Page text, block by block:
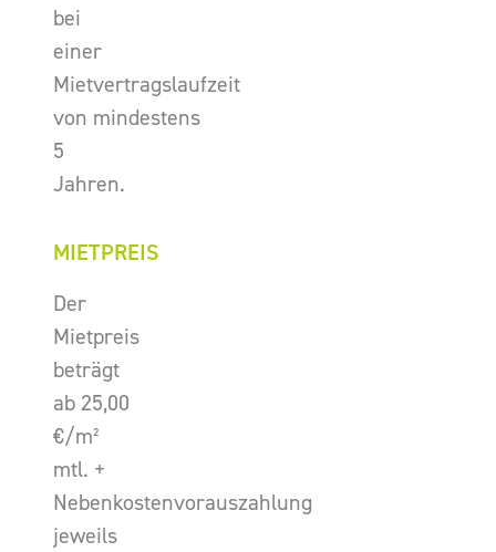
bei
einer
Mietvertragslaufzeit
von mindestens
5
Jahren.
MIETPREIS
Der
Mietpreis
beträgt
ab 25,00
€/m²
mtl. +
Nebenkostenvorauszahlung
jeweils